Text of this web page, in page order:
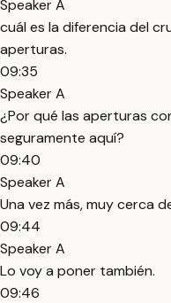
Speaker A
cuál es la diferencia del
aperturas.
09:35
Speaker A
¿Por qué las aperturas
seguramente aquí?
09:40
Speaker A
Una vez más, muy cerca
09:44
Speaker A
Lo voy a poner también.
09:46